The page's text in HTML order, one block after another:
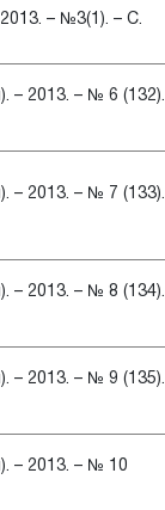
– №3(1). – С.
– 2013. – № 6 (132).
– 2013. – № 7 (133).
– 2013. – № 8 (134).
– 2013. – № 9 (135).
– 2013. – № 10